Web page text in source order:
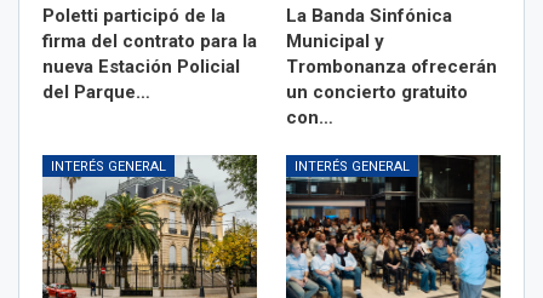
Poletti participó de la
firma del contrato para la
nueva Estación Policial
del Parque…
La Banda Sinfónica
Municipal y
Trombonanza ofrecerán
un concierto gratuito
con…
INTERÉS GENERAL INTERÉS GENERAL